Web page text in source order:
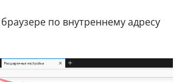
по внутреннему адресу